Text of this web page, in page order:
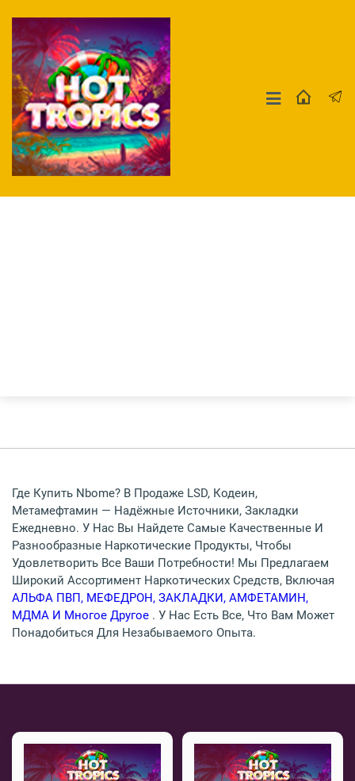
Где Купить Nbome? В Продаже LSD, Кодеин,
Метамефтамин — Надёжные Источники, Закладки
Ежедневно. У Нас Вы Найдете Самые Качественные И
Разнообразные Наркотические Продукты, Чтобы
Удовлетворить Все Ваши Потребности! Мы Предлагаем
Широкий Ассортимент Наркотических Средств, Включая
АЛЬФА ПВП, МЕФЕДРОН, ЗАКЛАДКИ, АМФЕТАМИН,
МДМА И Многое Другое . У Нас Есть Все, Что Вам Может
Понадобиться Для Незабываемого Опыта.